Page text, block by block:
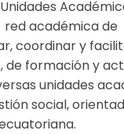
red académica
coordinar y
de formación y
unidades
social,